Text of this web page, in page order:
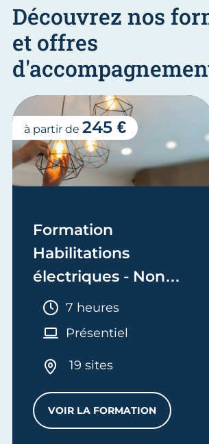
Découvrez nos
et offres
- INITIALE
Formation
Habilitations
électriques - Non
Electricien
recyclage
Durée :
7 heures
Présentiel
19 sites
VOIR LA FORMATION
FORMATION
à partir de 245 €